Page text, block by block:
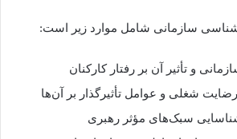
سازمانی شامل موارد زیر است:
و تأثیر آن بر رفتار کارکنان
شغلی و عوامل تأثیرگذار بر آن‌ها
سبک‌های مؤثر رهبری